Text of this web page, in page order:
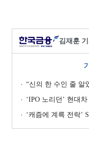
김재훈
“신의 한 수인 줄 알았
‘IPO 노리던’ 현대
‘캐즘에 계륵 전락’